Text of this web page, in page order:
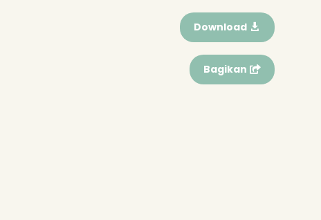
Download
Bagikan